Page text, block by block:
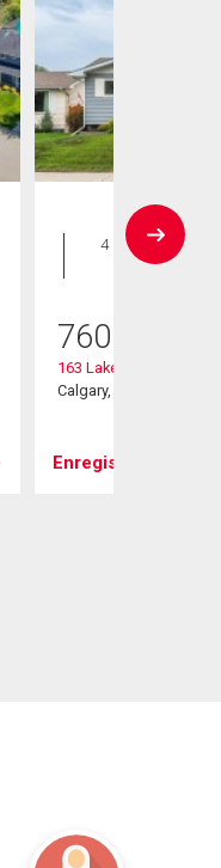
Maison
4 CAC , 2
SDB
760 000
163 Lake Sylvan Close Se
Calgary, AB
Enregistrer